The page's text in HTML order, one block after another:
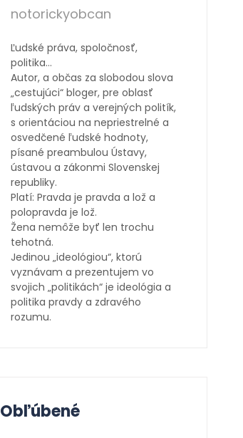
notorickyobcan
Ľudské práva, spoločnosť,
politika…
Autor, a občas za slobodou slova
„cestujúci“ bloger, pre oblasť
ľudských práv a verejných politík,
s orientáciou na nepriestrelné a
osvedčené ľudské hodnoty,
písané preambulou Ústavy,
ústavou a zákonmi Slovenskej
republiky.
Platí: Pravda je pravda a lož a
polopravda je lož.
Žena nemôže byť len trochu
tehotná.
Jedinou „ideológiou“, ktorú
vyznávam a prezentujem vo
svojich „politikách“ je ideológia a
politika pravdy a zdravého
rozumu.
Obľúbené